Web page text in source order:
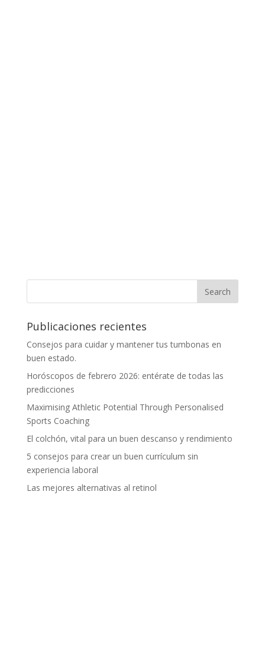
Publicaciones recientes
Consejos para cuidar y mantener tus tumbonas en
buen estado.
Horóscopos de febrero 2026: entérate de todas las
predicciones
Maximising Athletic Potential Through Personalised
Sports Coaching
El colchón, vital para un buen descanso y rendimiento
5 consejos para crear un buen currículum sin
experiencia laboral
Las mejores alternativas al retinol